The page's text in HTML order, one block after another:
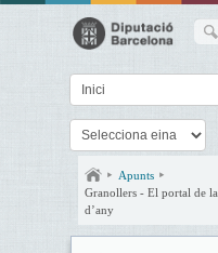
Apunts
Granollers - El portal de
d’any